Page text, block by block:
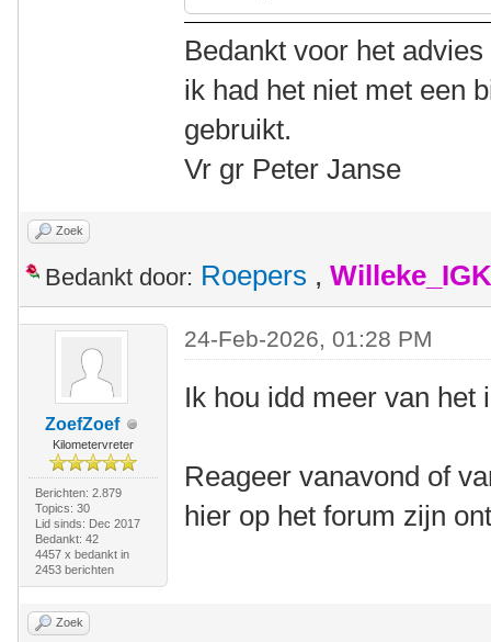
Bedankt voor het
ik had het niet met een
gebruikt.
Vr gr Peter Janse
Zoek
Bedankt door: Roepers ,
ZoefZoef
Kilometervreter
Berichten: 2.879
Topics: 30
Lid sinds: Dec 2017
Bedankt: 42
4457 x bedankt in
2453 berichten
24-Feb-2026, 01:28 PM
Ik hou idd meer van
Reageer vanavond of
hier op het forum zijn
Zoek